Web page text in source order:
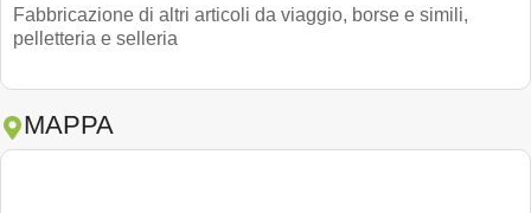
Fabbricazione di altri articoli da viaggio, borse e simili,
pelletteria e selleria
MAPPA